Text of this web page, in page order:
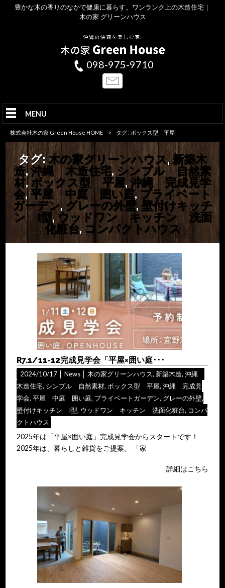
豊かな木の香りのなかで健康に暮らす。ワンランク上の木造住宅｜
木の家 グリーンハウス
098-975-9710
MENU
株式会社木の家 Green House HOME > タグ : ボックス型 平屋
タグ:木の家グリーンハウス,新築木
造,沖縄 木造住宅, シンプル 自然素
材,ボックス型 平屋,沖縄 完成見学
会,平屋 中庭 囲い庭,プライベート
ガーデン, グレーの外壁,壁付けキッチ
ン I型, ウッドワン キッチン 洗面
化粧台, コンパクトハウス
R7.1/11-12完成見学会「平屋×囲い庭･･･
2024/10/17 │News │木の家グリーンハウス, 新築木造,沖縄
木造住宅, シンプル 自然素材,ボックス型 平屋,沖縄 完成見
学会,平屋 中庭 囲い庭, プライベートガーデン, グレーの外壁,
壁付けキッチン I型, ウッドワン キッチン 洗面化粧台, コンパ
クトハウス
2025年は「平屋×囲い庭」完成見学会からスタートです！
2025年は、暮らしと雑貨をご提案。 「家
詳細はこちら